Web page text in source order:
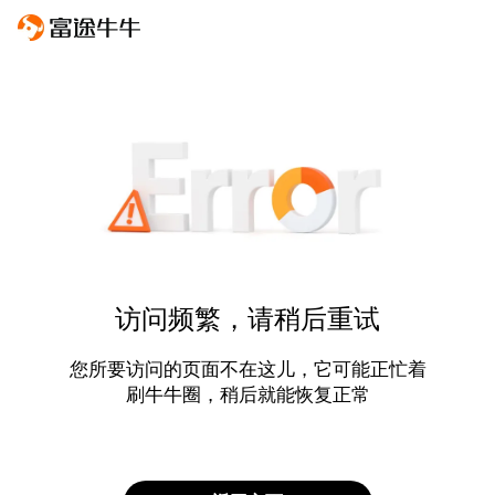
访问频繁，请稍后重试
您所要访问的页面不在这儿，它可能正忙着
刷牛牛圈，稍后就能恢复正常